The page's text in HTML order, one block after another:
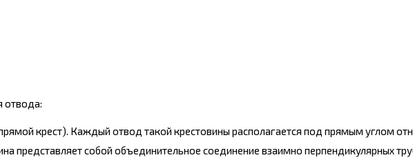
отвода:
крест). Каждый отвод такой крестовины располагается под прямым углом
представляет собой объединительное соединение взаимно перпендикулярных